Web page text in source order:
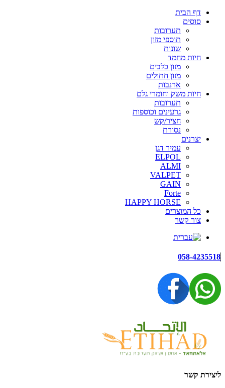
דף הבית
סוסים
תערובות
תוספי מזון
שונות
חיות מחמד
מזון כלבים
מזון חתולים
ארנבות
חיות משק וחומרי גלם
תערובות
גרעינים וכוספות
חציר/קש
נסורת
יצרנים
עמיר דגן
ELPOL
ALMI
VALPET
GAIN
Forte
HAPPY HORSE
כל המוצרים
צור קשר
058-4235518
ליצירת קשר